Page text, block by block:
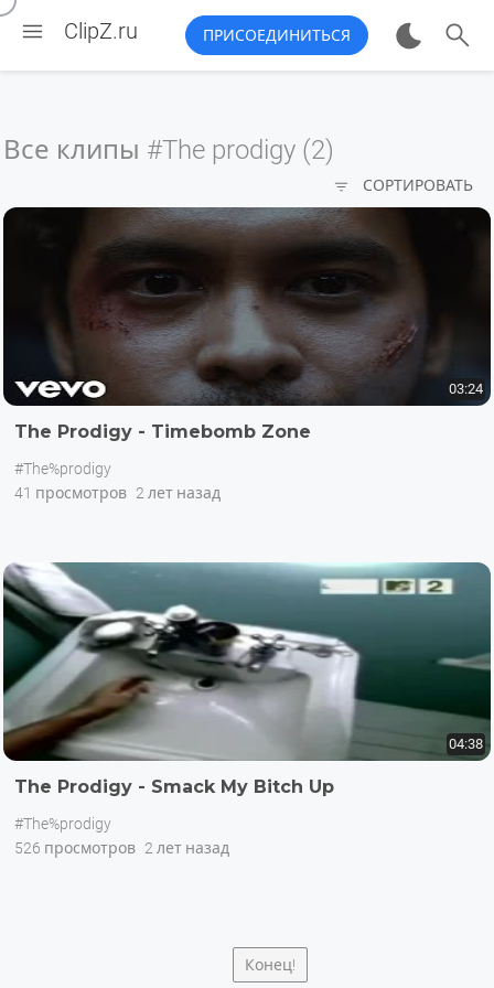
 ClipZ.ru ПРИСОЕДИНИТЬСЯ 
Все клипы #The prodigy (2)
 СОРТИРОВАТЬ
03:24
The Prodigy - Timebomb Zone
#The%prodigy
41 просмотров 2 лет назад
04:38
The Prodigy - Smack My Bitch Up
#The%prodigy
526 просмотров 2 лет назад
Конец!